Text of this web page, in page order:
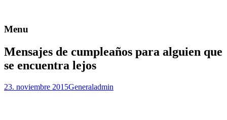
Menu
Mensajes de cumpleaños para alguien que
se encuentra lejos
23. noviembre 2015Generaladmin